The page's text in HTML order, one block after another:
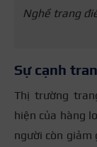
Nghề trang
Sự cạnh
Thị trường
hiện của hàng
người còn